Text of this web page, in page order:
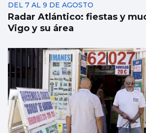
DEL 7 AL 9 DE AGOSTO
Radar Atlántico: fiestas y
Vigo y su área